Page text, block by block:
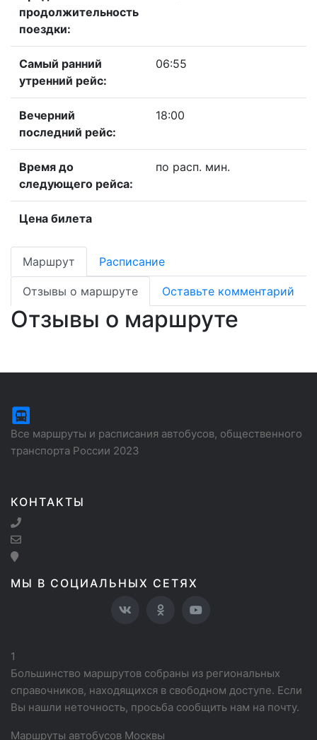
продолжительность
поездки:
Самый ранний
утренний рейс:
06:55
Вечерний
последний рейс:
18:00
Время до
следующего рейса:
по расп. мин.
Цена билета
Маршрут Расписание
Отзывы о маршруте Оставьте комментарий
Отзывы о маршруте
Все маршруты и расписания автобусов, общественного
транспорта России 2023
КОНТАКТЫ
МЫ В СОЦИАЛЬНЫХ СЕТЯХ
1
Большинство маршрутов собраны из региональных
справочников, находящихся в свободном доступе. Если
Вы нашли неточность, просьба сообщить нам на почту.
Маршруты автобусов Москвы